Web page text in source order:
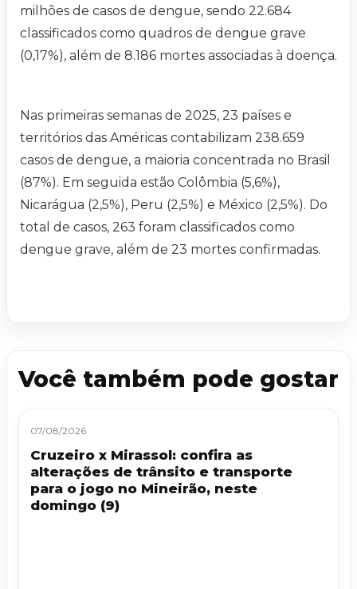
milhões de casos de dengue, sendo 22.684
classificados como quadros de dengue grave
(0,17%), além de 8.186 mortes associadas à doença.
Nas primeiras semanas de 2025, 23 países e
territórios das Américas contabilizam 238.659
casos de dengue, a maioria concentrada no Brasil
(87%). Em seguida estão Colômbia (5,6%),
Nicarágua (2,5%), Peru (2,5%) e México (2,5%). Do
total de casos, 263 foram classificados como
dengue grave, além de 23 mortes confirmadas.
Você também pode gostar
07/08/2026
Cruzeiro x Mirassol: confira as
alterações de trânsito e transporte
para o jogo no Mineirão, neste
domingo (9)